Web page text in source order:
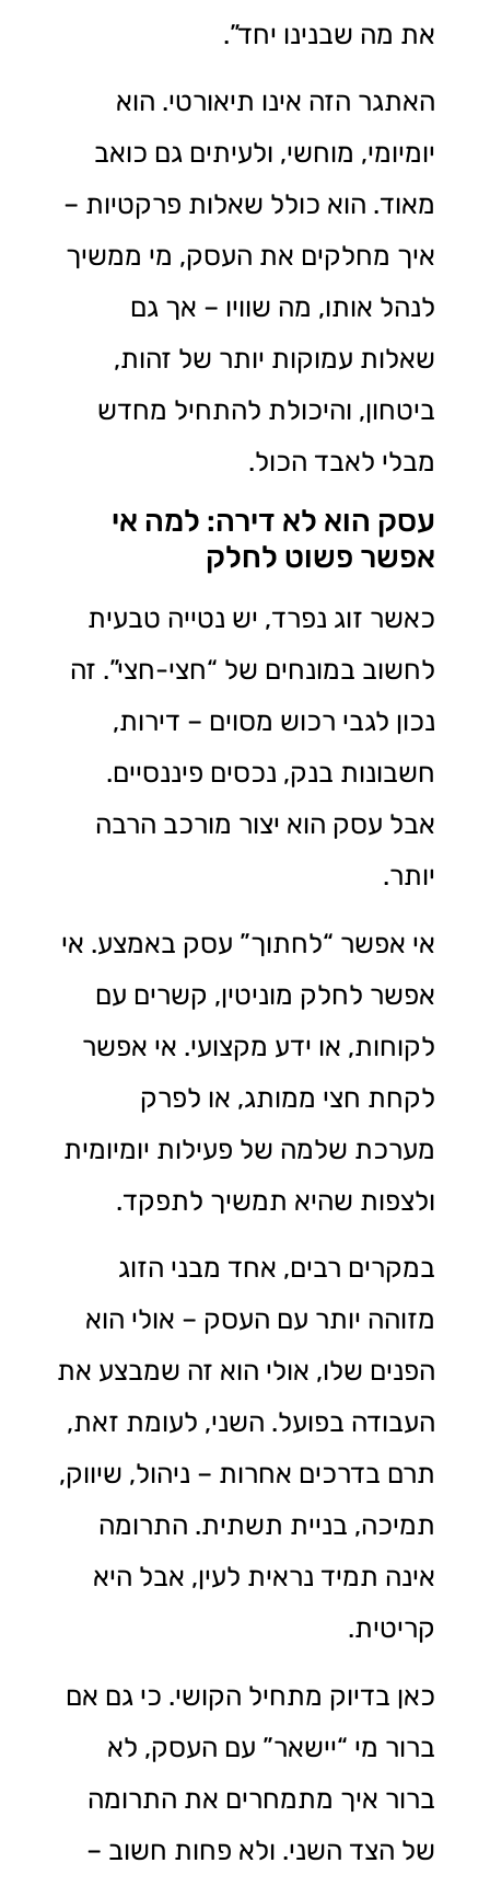
את מה שבנינו יחד”.
האתגר הזה אינו תיאורטי. הוא
יומיומי, מוחשי, ולעיתים גם כואב
מאוד. הוא כולל שאלות פרקטיות –
איך מחלקים את העסק, מי ממשיך
לנהל אותו, מה שוויו – אך גם
שאלות עמוקות יותר של זהות,
ביטחון, והיכולת להתחיל מחדש
מבלי לאבד הכול.
עסק הוא לא דירה: למה אי
אפשר פשוט לחלק
כאשר זוג נפרד, יש נטייה טבעית
לחשוב במונחים של “חצי-חצי”. זה
נכון לגבי רכוש מסוים – דירות,
חשבונות בנק, נכסים פיננסיים.
אבל עסק הוא יצור מורכב הרבה
יותר.
אי אפשר “לחתוך” עסק באמצע. אי
אפשר לחלק מוניטין, קשרים עם
לקוחות, או ידע מקצועי. אי אפשר
לקחת חצי ממותג, או לפרק
מערכת שלמה של פעילות יומיומית
ולצפות שהיא תמשיך לתפקד.
במקרים רבים, אחד מבני הזוג
מזוהה יותר עם העסק – אולי הוא
הפנים שלו, אולי הוא זה שמבצע את
העבודה בפועל. השני, לעומת זאת,
תרם בדרכים אחרות – ניהול, שיווק,
תמיכה, בניית תשתית. התרומה
אינה תמיד נראית לעין, אבל היא
קריטית.
כאן בדיוק מתחיל הקושי. כי גם אם
ברור מי “יישאר” עם העסק, לא
ברור איך מתמחרים את התרומה
של הצד השני. ולא פחות חשוב –